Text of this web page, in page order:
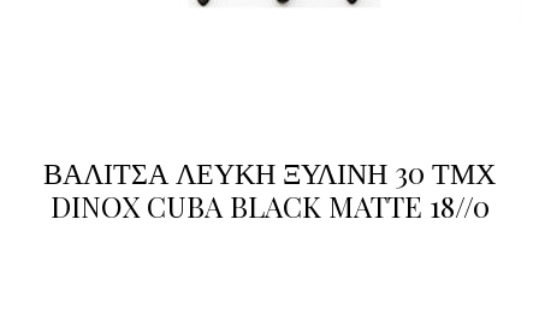
ΒΑΛΙΤΣΑ ΛΕΥΚΗ ΞΥΛΙΝΗ 30 ΤΜΧ
DINOX CUBA BLACK MATTE 18//0